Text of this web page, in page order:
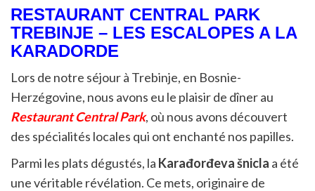
RESTAURANT CENTRAL PARK
TREBINJE – LES ESCALOPES A LA
KARADORDE
Lors de notre séjour à Trebinje, en Bosnie-
Herzégovine, nous avons eu le plaisir de dîner au
Restaurant Central Park, où nous avons découvert
des spécialités locales qui ont enchanté nos papilles.
Parmi les plats dégustés, la Karađorđeva šnicla a été
une véritable révélation. Ce mets, originaire de